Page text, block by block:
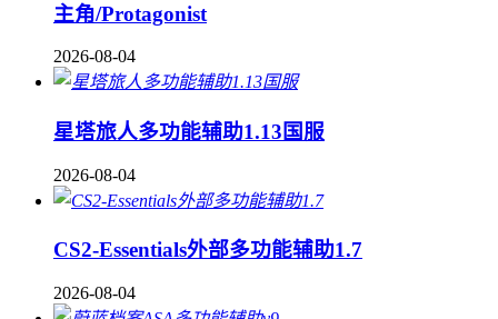
主角/Protagonist
2026-08-04
星塔旅人多功能辅助1.13国服
2026-08-04
CS2-Essentials外部多功能辅助1.7
2026-08-04